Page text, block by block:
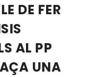
DE FER
AL PP
UNA